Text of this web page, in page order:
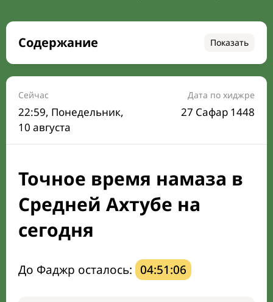
Содержание Показать
Время намаза на сегодня
Расписание на месяц
Время Сухура и Ифтара на сегодня
Календарь рамадана
Направление киблы
Сейчас
22:59, Понедельник,
10 августа
Дата по хиджре
27 Сафар 1448
Точное время намаза в
Средней Ахтубе на
сегодня
До Фаджр осталось: 04:51:05